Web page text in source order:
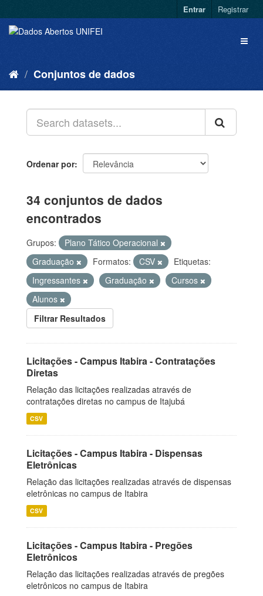
Entrar Registrar
Conjuntos de dados
Ordenar por
34 conjuntos de dados
encontrados
Grupos:
Plano Tático Operacional
Graduação
Formatos: CSV
Etiquetas:
Ingressantes
Graduação
Cursos
Alunos
Filtrar Resultados
Licitações - Campus Itabira - Contratações
Diretas
Relação das licitações realizadas através de
contratações diretas no campus de Itajubá
CSV
Licitações - Campus Itabira - Dispensas
Eletrônicas
Relação das licitações realizadas através de dispensas
eletrônicas no campus de Itabira
CSV
Licitações - Campus Itabira - Pregões
Eletrônicos
Relação das licitações realizadas através de pregões
eletrônicos no campus de Itabira